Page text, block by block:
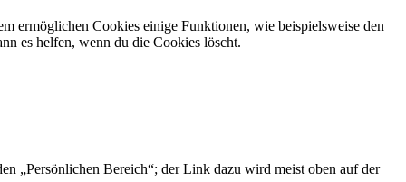
ermöglichen Cookies einige Funktionen, wie beispielsweise den
es helfen, wenn du die Cookies löscht.
„Persönlichen Bereich“; der Link dazu wird meist oben auf der